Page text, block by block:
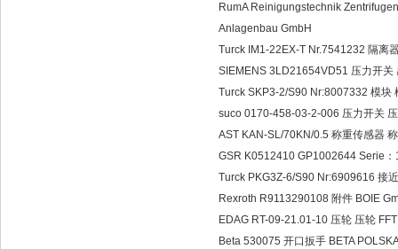
RumA Reinigungstechnik
Anlagenbau GmbH
Turck IM1-22EX-T Nr.7541232 隔离
SIEMENS 3LD21654VD51 压力开
Turck SKP3-2/S90 Nr:8007332 模块
suco 0170-458-03-2-006 压力开关
AST KAN-SL/70KN/0.5 称重传感器
GSR K0512410 GP1002644 Serie
Turck PKG3Z-6/S90 Nr:6909616 接
Rexroth R9113290108 附件 BOIE
EDAG RT-09-21.01-10 压轮 压轮
Beta 530075 开口扳手 BETA